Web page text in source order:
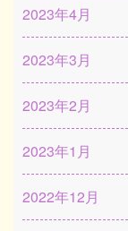
2023年4月
2023年3月
2023年2月
2023年1月
2022年12月